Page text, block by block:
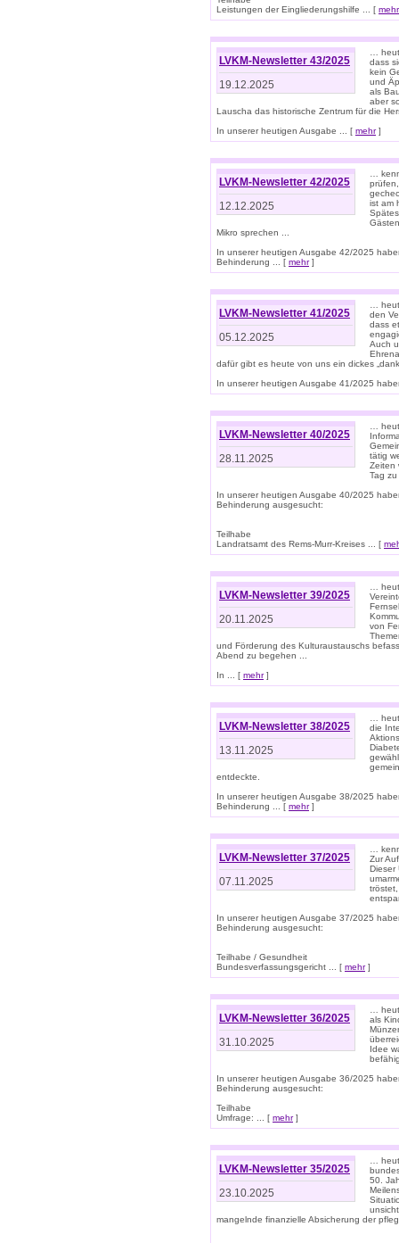
Leistungen der Eingliederungshilfe ... [ mehr
LVKM-Newsletter 43/2025
19.12.2025
…
dass
kein
und
als
aber
Lauscha das historische Zentrum für die
In unserer heutigen Ausgabe ... [ mehr]
LVKM-Newsletter 42/2025
12.12.2025
…
ist am
Mikro sprechen ...
In unserer heutigen Ausgabe 42/2025
Behinderung ... [ mehr]
LVKM-Newsletter 41/2025
05.12.2025
…
den
dass
Auch
dafür gibt es heute von uns ein dickes
In unserer heutigen Ausgabe 41/2025
LVKM-Newsletter 40/2025
28.11.2025
…
tätig
Zeiten
Tag
In unserer heutigen Ausgabe 40/2025
Behinderung ausgesucht:
Teilhabe
Landratsamt des Rems-Murr-Kreises ... [
LVKM-Newsletter 39/2025
20.11.2025
…
von
und Förderung des Kulturaustauschs
Abend zu begehen ...
In ... [ mehr]
LVKM-Newsletter 38/2025
13.11.2025
…
die
entdeckte.
In unserer heutigen Ausgabe 38/2025
Behinderung ... [ mehr]
LVKM-Newsletter 37/2025
07.11.2025
…
Zur
Dieser
In unserer heutigen Ausgabe 37/2025
Behinderung ausgesucht:
Teilhabe / Gesundheit
Bundesverfassungsgericht ... [ mehr]
LVKM-Newsletter 36/2025
31.10.2025
…
als
Idee
In unserer heutigen Ausgabe 36/2025
Behinderung ausgesucht:
Teilhabe
Umfrage: ... [ mehr]
LVKM-Newsletter 35/2025
23.10.2025
…
50.
mangelnde finanzielle Absicherung der